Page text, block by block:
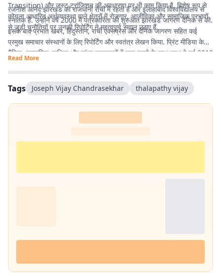
Transition) और जस्ट ट्रांजिशन की अवधारणा पर भी काम किया है. विशेष रूप से
कोयला आधारित अर्थव्यवस्था वाले क्षेत्रों में रोजगार, आजीविका और सामाजिक प्रभावों
से जुड़ी चुनौतियों पर उनकी रिपोर्टिंग ने महत्वपूर्ण सवाल उठाए हैं.
रजनीश आनंद झारखंड की राजधानी रांची में रहती हैं और इलाहाबाद विश्वविद्यालय से
स्नातक हैं. उन्होंने वर्ष 2000 में पत्रकारिता की शुरुआत झारखंड जागरण दैनिक से की.
इसके बाद प्रभात खबर, हिंदुस्तान, रांची एक्सप्रेस और दैनिक जागरण सहित कई
प्रमुख समाचार संस्थानों के लिए रिपोर्टिंग और स्वतंत्र लेखन किया. प्रिंट मीडिया के
दैनिक, साप्ताहिक, पाक्षिक और सांध्य प्रकाशनों में काम करने के साथ-साथ वे वर्ष 2012
से डिजिटल पत्रकारिता में सक्रिय हैं.
Read More
Tags Joseph Vijay Chandrasekhar thalapathy vijay